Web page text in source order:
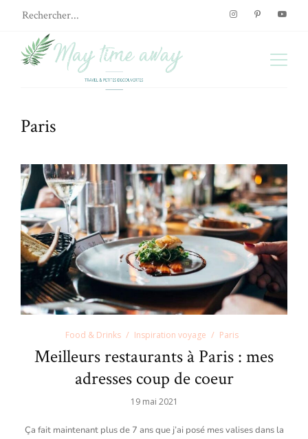
Paris
Food & Drinks Inspiration voyage Paris
Meilleurs restaurants à Paris : mes
adresses coup de coeur
19 mai 2021
Ça fait maintenant plus de 7 ans que j’ai posé mes valises dans la